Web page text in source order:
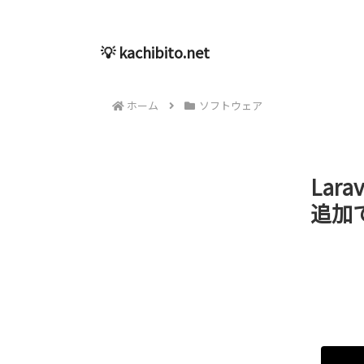
💡 kachibito.net
ホーム ソフトウェア
追加